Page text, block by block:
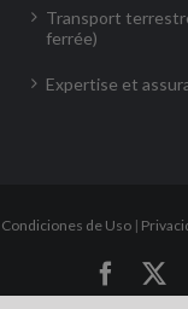
Transport
ferrée)
Expertise et
Condiciones de Uso|